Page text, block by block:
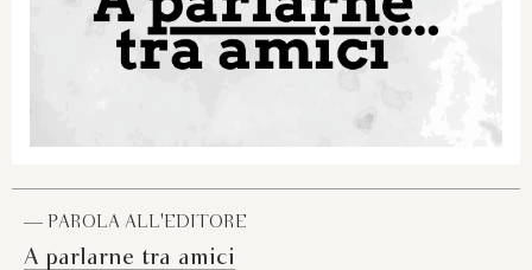
— PAROLA ALL'EDITORE
A parlarne tra amici